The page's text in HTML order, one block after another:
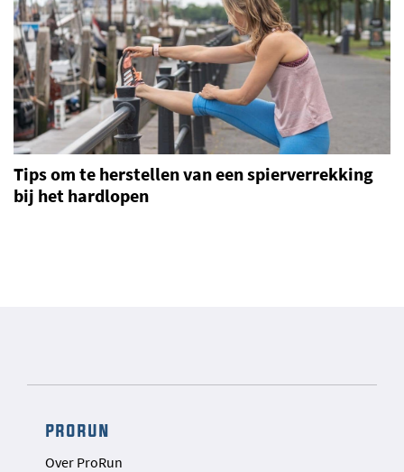
Tips om te herstellen van een spierverrekking
bij het hardlopen
prorun
Over ProRun